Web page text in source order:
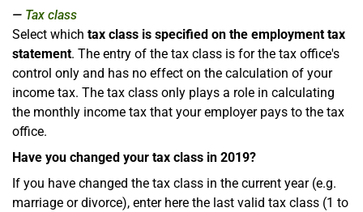
Tax class
Select which tax class is specified on the employment tax
statement. The entry of the tax class is for the tax office's
control only and has no effect on the calculation of your
income tax. The tax class only plays a role in calculating
the monthly income tax that your employer pays to the tax
office.
Have you changed your tax class in 2019?
If you have changed the tax class in the current year (e.g.
marriage or divorce), enter here the last valid tax class (1 to